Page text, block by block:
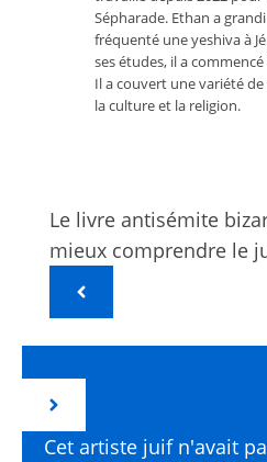
Sépharade. Ethan a
fréquenté une yeshiva à
ses études, il a
Il a couvert une variété
la culture et la religion.
Le livre antisémite
mieux comprendre le
Cet artiste juif n'avait